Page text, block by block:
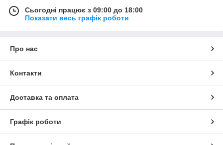
Сьогодні працює з 09:00 до 18:00
Показати весь графік роботи
Про нас
Контакти
Доставка та оплата
Графік роботи